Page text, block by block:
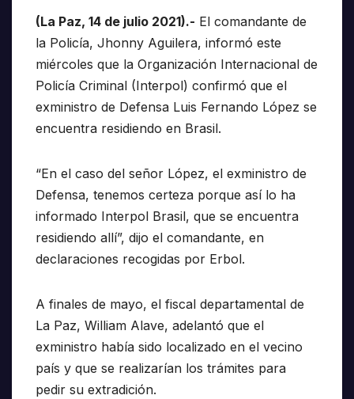
(La Paz, 14 de julio 2021).- El comandante de
la Policía, Jhonny Aguilera, informó este
miércoles que la Organización Internacional de
Policía Criminal (Interpol) confirmó que el
exministro de Defensa Luis Fernando López se
encuentra residiendo en Brasil.
“En el caso del señor López, el exministro de
Defensa, tenemos certeza porque así lo ha
informado Interpol Brasil, que se encuentra
residiendo allí”, dijo el comandante, en
declaraciones recogidas por Erbol.
A finales de mayo, el fiscal departamental de
La Paz, William Alave, adelantó que el
exministro había sido localizado en el vecino
país y que se realizarían los trámites para
pedir su extradición.